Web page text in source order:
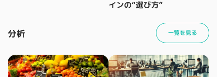
インの“選び方”
分析 一覧を見る